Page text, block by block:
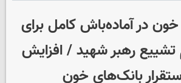
خون در آماده‌باش کامل برای
رهبر شهید / افزایش
بانک‌های خون